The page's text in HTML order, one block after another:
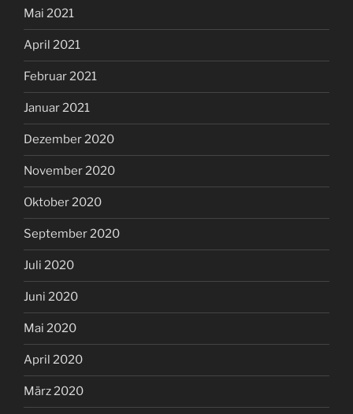
Mai 2021
April 2021
Februar 2021
Januar 2021
Dezember 2020
November 2020
Oktober 2020
September 2020
Juli 2020
Juni 2020
Mai 2020
April 2020
März 2020